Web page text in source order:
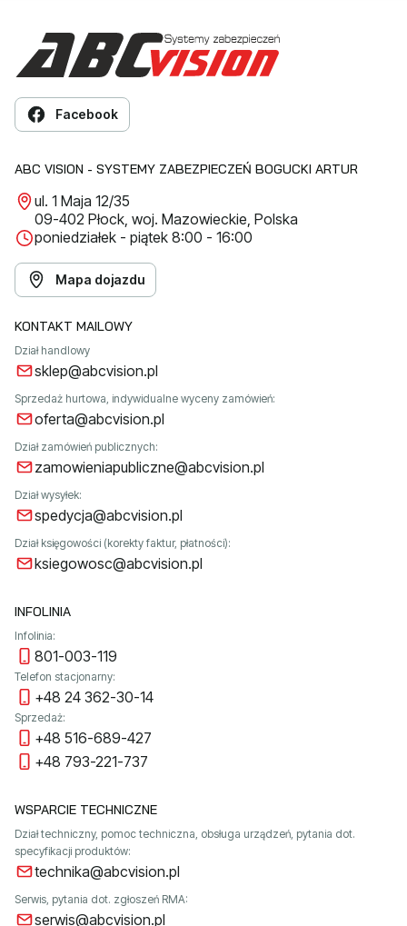
Facebook
ABC VISION - SYSTEMY ZABEZPIECZEŃ BOGUCKI ARTUR
ul. 1 Maja 12/35
09-402 Płock, woj. Mazowieckie, Polska
poniedziałek - piątek 8:00 - 16:00
Mapa dojazdu
KONTAKT MAILOWY
Dział handlowy
sklep@abcvision.pl
Sprzedaż hurtowa, indywidualne wyceny zamówień:
oferta@abcvision.pl
Dział zamówień publicznych:
zamowieniapubliczne@abcvision.pl
Dział wysyłek:
spedycja@abcvision.pl
Dział księgowości (korekty faktur, płatności):
ksiegowosc@abcvision.pl
INFOLINIA
Infolinia:
801-003-119
Telefon stacjonarny:
+48 24 362-30-14
Sprzedaż:
+48 516-689-427
+48 793-221-737
WSPARCIE TECHNICZNE
Dział techniczny, pomoc techniczna, obsługa urządzeń, pytania dot.
specyfikacji produktów:
technika@abcvision.pl
Serwis, pytania dot. zgłoszeń RMA:
serwis@abcvision.pl